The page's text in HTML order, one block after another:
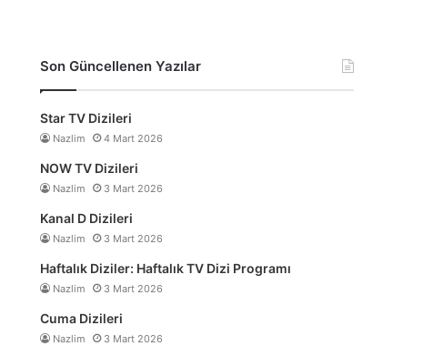
Son Güncellenen Yazılar
Star TV Dizileri
Nazlim 4 Mart 2026
NOW TV Dizileri
Nazlim 3 Mart 2026
Kanal D Dizileri
Nazlim 3 Mart 2026
Haftalık Diziler: Haftalık TV Dizi Programı
Nazlim 3 Mart 2026
Cuma Dizileri
Nazlim 3 Mart 2026